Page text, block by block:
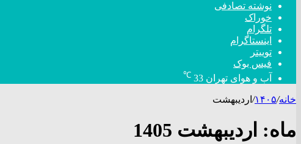
نوشته تصادفی
خوراک
تلگرام
اینستاگرام
توییتر
فیس بوک
آب و هوای تهران 33
℃
خانه/۱۴۰۵/ اردیبهشت
ماه: اردیبهشت 1405